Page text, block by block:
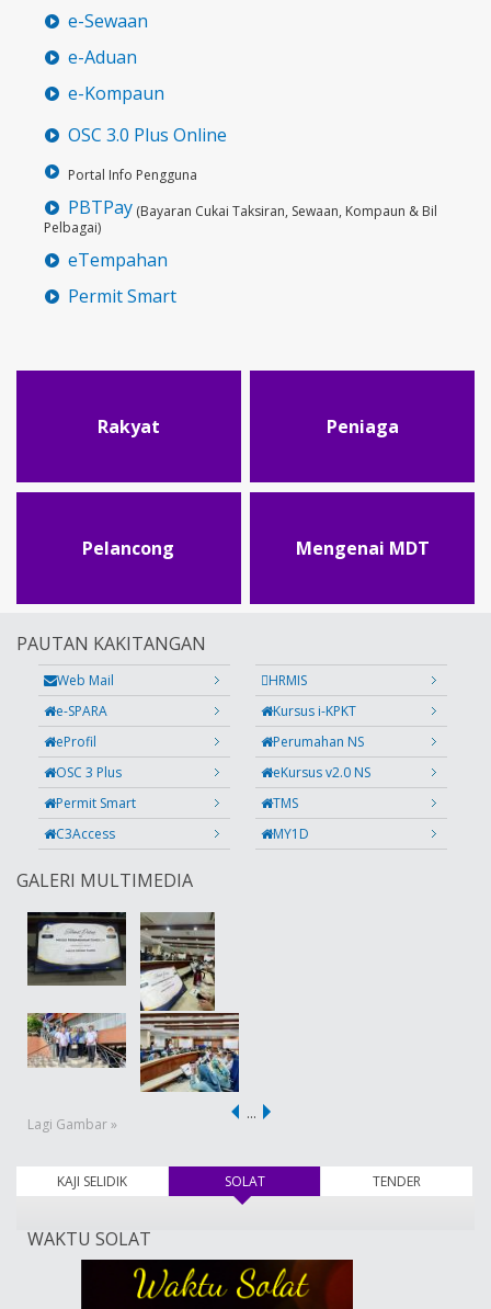
e-Sewaan
e-Aduan
e-Kompaun
OSC 3.0 Plus Online
Portal Info Pengguna
PBTPay (Bayaran Cukai Taksiran, Sewaan, Kompaun & Bil
Pelbagai)
eTempahan
Permit Smart
Rakyat Peniaga
Pelancong Mengenai MDT
PAUTAN KAKITANGAN
Web Mail
HRMIS
e-SPARA
Kursus i-KPKT
eProfil
Perumahan NS
OSC 3 Plus
eKursus v2.0 NS
Permit Smart
TMS
C3Access
MY1D
GALERI MULTIMEDIA
Lagi Gambar »
…
KAJI SELIDIK SOLAT(tab aktif) TENDER
WAKTU SOLAT